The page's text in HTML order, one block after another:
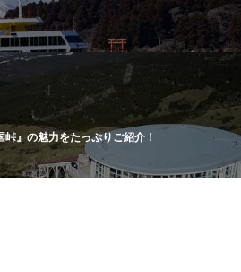
峠』の魅力をたっぷりご紹介！